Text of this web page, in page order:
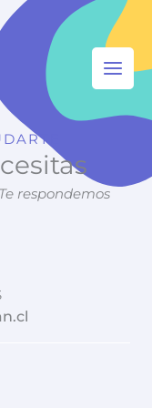
Main
respondemos
e
n
u